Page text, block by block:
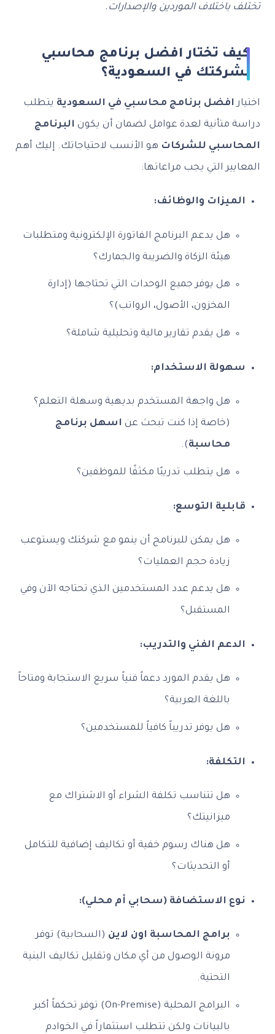
تختلف باختلاف الموردين والإصدارات.
كيف تختار افضل برنامج محاسبي
لشركتك في السعودية؟
اختيارافضل برنامج محاسبي في السعودية يتطلب
دراسة متأنية لعدة عوامل لضمان أن يكون البرنامج
المحاسبي للشركات هو الأنسب لاحتياجاتك. إليك أهم
المعايير التي يجب مراعاتها:
الميزات والوظائف:
هل يدعم البرنامج الفاتورة الإلكترونية ومتطلبات
هيئة الزكاة والضريبة والجمارك؟
هل يوفر جميع الوحدات التي تحتاجها (إدارة
المخزون، الأصول، الرواتب)؟
هل يقدم تقارير مالية وتحليلية شاملة؟
سهولة الاستخدام:
هل واجهة المستخدم بديهية وسهلة التعلم؟
(خاصة إذا كنت تبحث عن اسهل برنامج
محاسبة).
هل يتطلب تدريبًا مكثفًا للموظفين؟
قابلية التوسع:
هل يمكن للبرنامج أن ينمو مع شركتك ويستوعب
زيادة حجم العمليات؟
هل يدعم عدد المستخدمين الذي تحتاجه الآن وفي
المستقبل؟
الدعم الفني والتدريب:
هل يقدم المورد دعماً فنياً سريع الاستجابة ومتاحاً
باللغة العربية؟
هل يوفر تدريباً كافياً للمستخدمين؟
التكلفة:
هل تتناسب تكلفة الشراء أو الاشتراك مع
ميزانيتك؟
هل هناك رسوم خفية أو تكاليف إضافية للتكامل
أو التحديثات؟
نوع الاستضافة (سحابي أم محلي):
برامج المحاسبة اون لاين (السحابية) توفر
مرونة الوصول من أي مكان وتقليل تكاليف البنية
التحتية.
البرامج المحلية (On-Premise) توفر تحكماً أكبر
بالبيانات ولكن تتطلب استثماراً في الخوادم